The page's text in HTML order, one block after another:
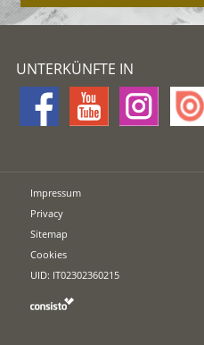
UNTERKÜNFTE IN
Impressum
Privacy
Sitemap
Cookies
UID: IT02302360215